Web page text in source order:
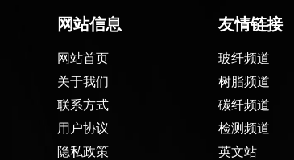
网站信息
网站首页
关于我们
联系方式
用户协议
隐私政策
友情链接
玻纤频道
树脂频道
碳纤频道
检测频道
英文站